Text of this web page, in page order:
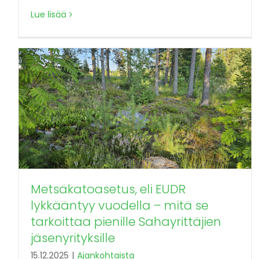
Lue lisää
Metsäkatoasetus, eli EUDR
lykkääntyy vuodella – mitä se
tarkoittaa pienille Sahayrittäjien
jäsenyrityksille
15.12.2025 | Ajankohtaista